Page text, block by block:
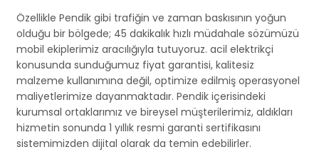
Özellikle Pendik gibi trafiğin ve zaman baskısının yoğun
olduğu bir bölgede; 45 dakikalık hızlı müdahale sözümüzü
mobil ekiplerimiz aracılığıyla tutuyoruz. acil elektrikçi
konusunda sunduğumuz fiyat garantisi, kalitesiz
malzeme kullanımına değil, optimize edilmiş operasyonel
maliyetlerimize dayanmaktadır. Pendik içerisindeki
kurumsal ortaklarımız ve bireysel müşterilerimiz, aldıkları
hizmetin sonunda 1 yıllık resmi garanti sertifikasını
sistemimizden dijital olarak da temin edebilirler.